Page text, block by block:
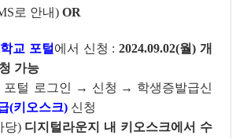
로 안내) OR
교 포털 에서 신청 : 2024.09.02(월) 개
가능
털 로그인 → 신청 → 학생증발급신
(키오스크) 신청
당) 디지털라운지 내 키오스크에서 수